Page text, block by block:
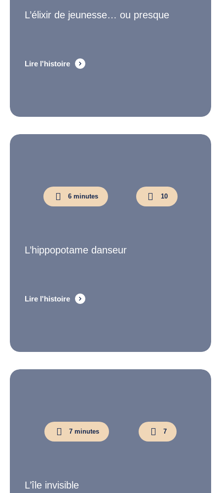
L’élixir de jeunesse… ou presque
Lire l'histoire
6 minutes 10
L’hippopotame danseur
Lire l'histoire
7 minutes 7
L’île invisible